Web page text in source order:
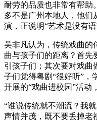
耐劳的品质也非常有帮助
多不是广州本地人，他们
演，正说明“艺术是没有语
吴非凡认为，传统戏曲的
曲与孩子们的距离？首先
引孩子们；其次要对戏曲
子们觉得粤剧“很好听”，
开展的“戏曲进校园”活动
“谁说传统就不潮流？我
声情并茂，既不要丢掉老